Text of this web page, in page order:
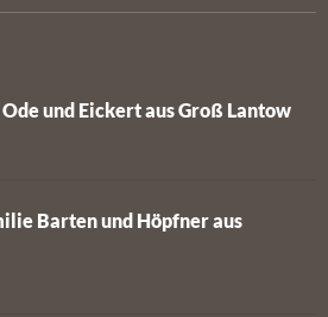
und Eickert aus Groß Lantow
Barten und Höpfner aus